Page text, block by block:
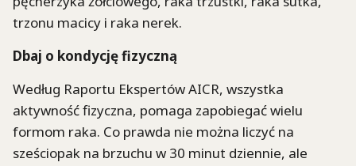
trzonu macicy i raka nerek.
Dbaj o kondycję fizyczną
Według Raportu Ekspertów AICR, wszystka
aktywność fizyczna, pomaga zapobiegać wielu
formom raka. Co prawda nie można liczyć na
sześciopak na brzuchu w 30 minut dziennie, ale